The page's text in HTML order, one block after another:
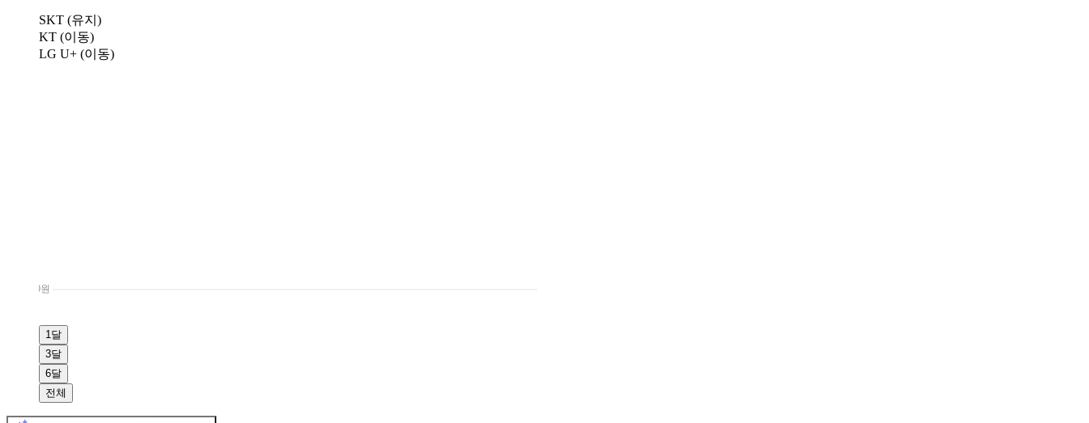
SKT (유지)
KT (이동)
LG U+ (이동)
0원
1달
3달
6달
전체